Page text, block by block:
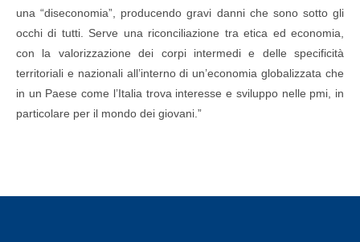
una “diseconomia”, producendo gravi danni che sono sotto gli
occhi di tutti. Serve una riconciliazione tra etica ed economia,
con la valorizzazione dei corpi intermedi e delle specificità
territoriali e nazionali all’interno di un’economia globalizzata che
in un Paese come l’Italia trova interesse e sviluppo nelle pmi, in
particolare per il mondo dei giovani.”